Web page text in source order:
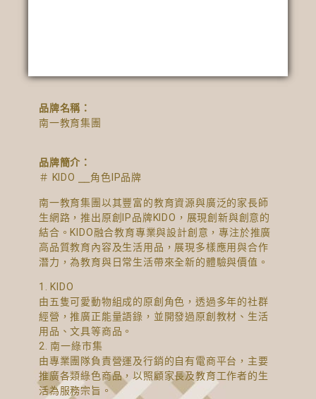
品牌名稱：
南一教育集團
品牌簡介：
＃ KIDO ⎯⎯角色IP品牌
南一教育集團以其豐富的教育資源與廣泛的家長師
生網路，推出原創IP品牌KIDO，展現創新與創意的
結合。KIDO融合教育專業與設計創意，專注於推廣
高品質教育內容及生活用品，展現多樣應用與合作
潛力，為教育與日常生活帶來全新的體驗與價值。
1. KIDO
由五隻可愛動物組成的原創角色，透過多年的社群
經營，推廣正能量語錄，並開發過原創教材、生活
用品、文具等商品。
2. 南一綠市集
由專業團隊負責營運及行銷的自有電商平台，主要
推廣各類綠色商品，以照顧家長及教育工作者的生
活為服務宗旨。